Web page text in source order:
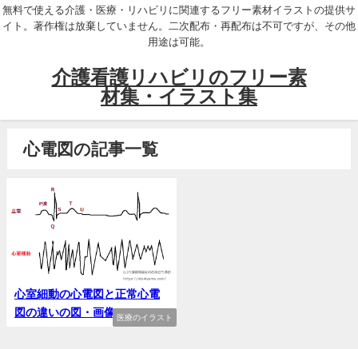
無料で使える介護・医療・リハビリに関連するフリー素材イラストの提供サ
イト。著作権は放棄していません。二次配布・再配布は不可ですが、その他
用途は可能。
介護看護リハビリのフリー素
材集・イラスト集
心電図の記事一覧
医療のイラスト
心室細動の心電図と正常心電
図の違いの図・画像